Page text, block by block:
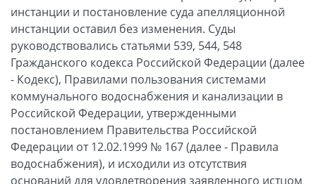
инстанции и постановление суда апелляционной
инстанции оставил без изменения. Суды
руководствовались статьями 539, 544, 548
Гражданского кодекса Российской Федерации (далее
- Кодекс), Правилами пользования системами
коммунального водоснабжения и канализации в
Российской Федерации, утвержденными
постановлением Правительства Российской
Федерации от 12.02.1999 № 167 (далее - Правила
водоснабжения), и исходили из отсутствия
оснований для удовлетворения заявленного истцом